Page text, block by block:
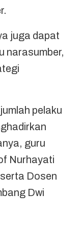
juga dapat
narasumber,
pelaku
guru
Nurhayati
Dosen
Dwi